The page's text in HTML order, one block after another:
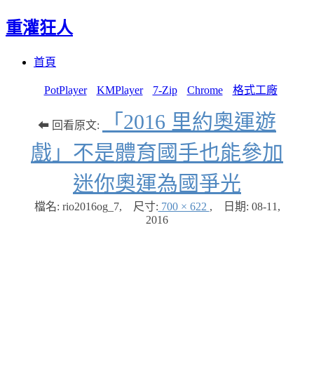
重灌狂人
首頁
PotPlayer KMPlayer 7-Zip Chrome 格式工廠
⬅ 回看原文:
「2016 里約奧運遊
戲」不是體育國手也能參加
迷你奧運為國爭光
檔名: rio2016og_7, 尺寸: 700 × 622 , 日期: 08-11,
2016